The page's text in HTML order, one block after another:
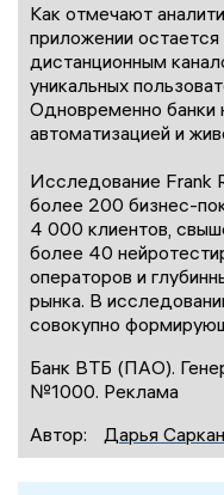
Как отмечают
приложении
дистанционным
уникальных
Одновременно банки
автоматизацией и
Исследование Frank
более 200 бизнес-
4 000 клиентов,
более 40
операторов и
рынка. В
совокупно
Банк ВТБ (ПАО).
№1000. Реклама
Автор:
Дарья